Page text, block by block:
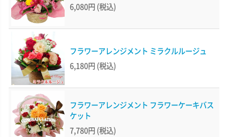
6,080円 (税込)
フラワーアレンジメント ミラクルルージュ
6,180円 (税込)
フラワーアレンジメント フラワーケーキバス
ケット
7,780円 (税込)